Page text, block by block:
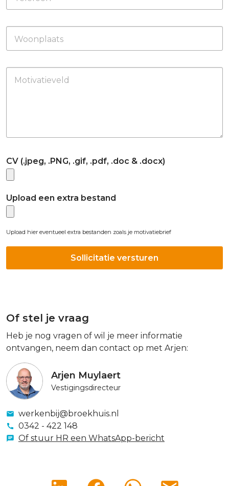
Woonplaats
Motivatieveld
CV (.jpeg, .PNG, .gif, .pdf, .doc & .docx)
Upload een extra bestand
Upload hier eventueel extra bestanden zoals je motivatiebrief
Of stel je vraag
Heb je nog vragen of wil je meer informatie
ontvangen, neem dan contact op met Arjen:
Arjen Muylaert
Vestigingsdirecteur
werkenbij@broekhuis.nl
0342 - 422 148
Of stuur HR een WhatsApp-bericht